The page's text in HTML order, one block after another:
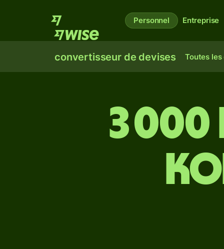
Personnel Entreprise
convertisseur de devises Toutes les
3